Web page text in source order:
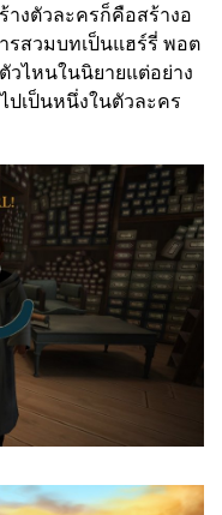
างตัวละครก็คือสร้างอ
รสวมบทเป็นแฮร์รี่ พอต
วไหนในนิยายแต่อย่าง
ปเป็นหนึ่งในตัวละคร